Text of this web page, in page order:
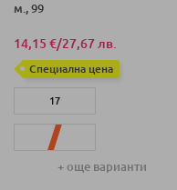
м., 99
14,15 €/27,67 лв.
Специална цена
17
19
+ още варианти